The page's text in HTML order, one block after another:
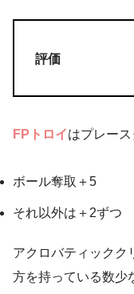
評価
FPトロイはプレー
ボール奪取＋5
それ以外は＋2ずつ
アクロバティックク
方を持っている数少